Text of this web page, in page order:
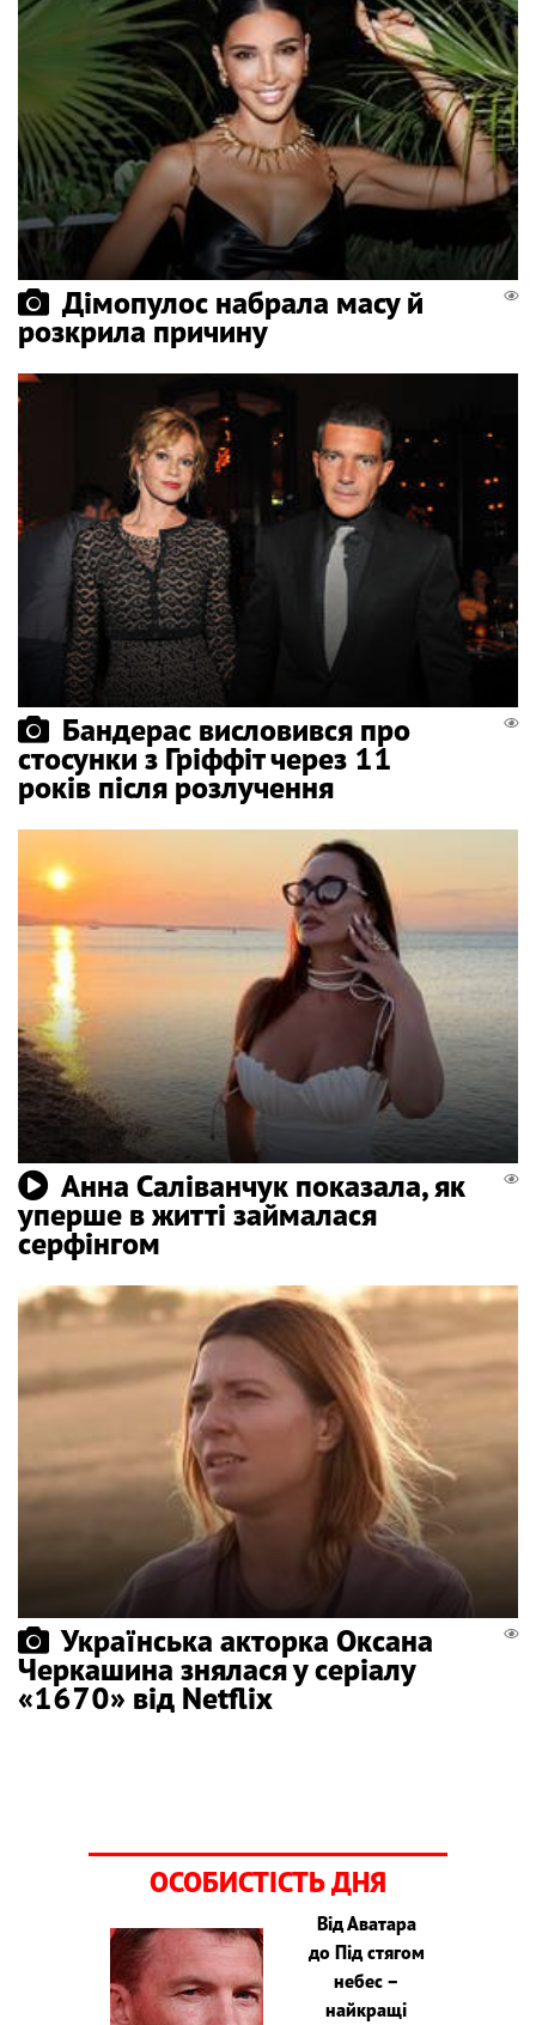
Дімопулос набрала масу й
розкрила причину
Бандерас висловився про
стосунки з Гріффіт через 11
років після розлучення
Анна Саліванчук показала, як
уперше в житті займалася
серфінгом
Українська акторка Оксана
Черкашина знялася у серіалу
«1670» від Netflix
ОСОБИСТІСТЬ ДНЯ
Від Аватара
до Під стягом
небес –
найкращі